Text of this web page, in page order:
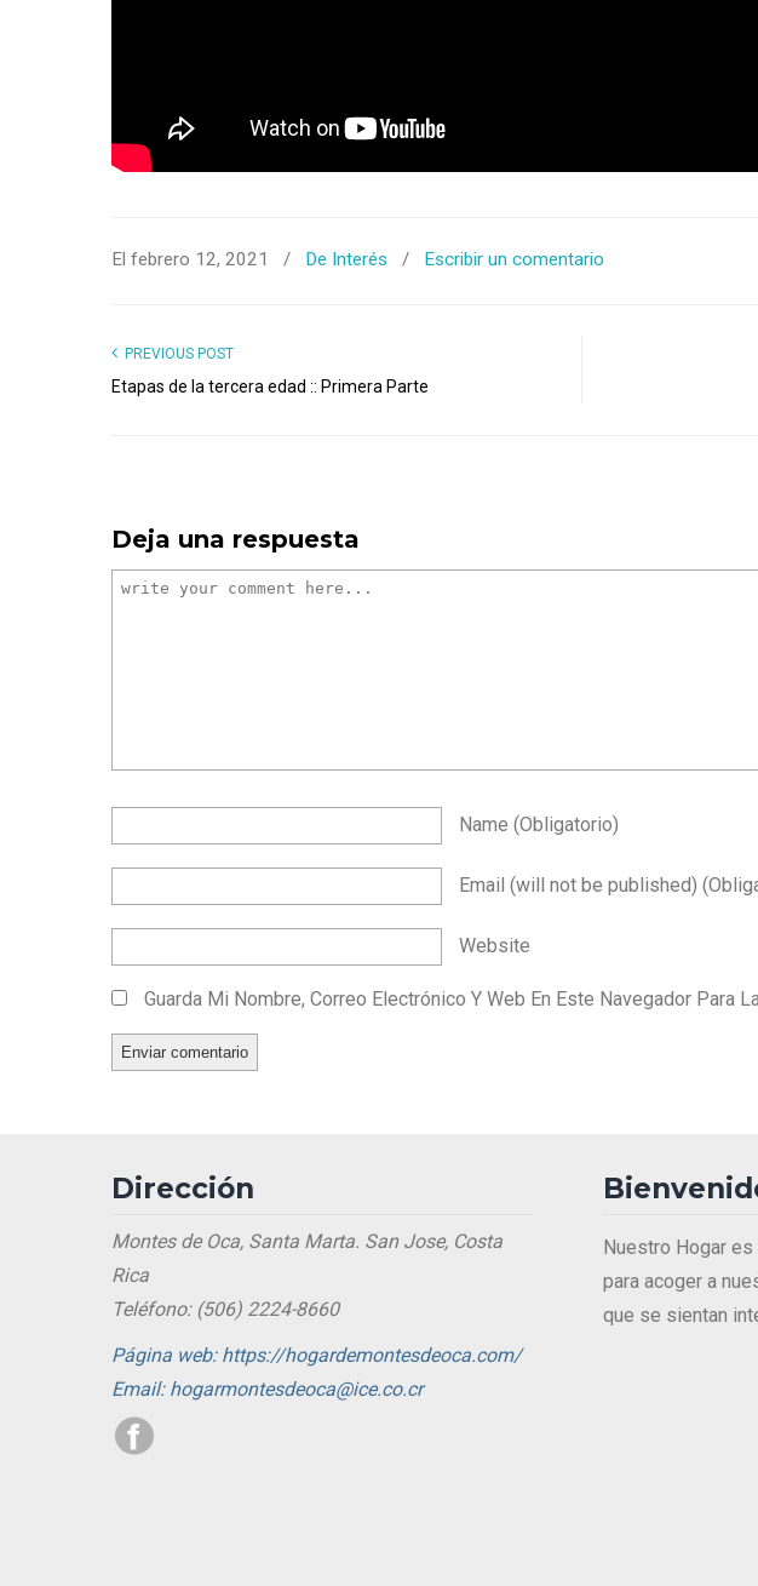
El febrero 12, 2021 / De Interés / Escribir un comentario
PREVIOUS POST
Etapas de la tercera edad :: Primera Parte
Deja una respuesta
Name (obligatorio)
Email (will not be published)
Website
Guarda Mi Nombre, Correo Electrónico Y Web En Este Navegador Para
Dirección
Montes de Oca, Santa Marta. San Jose, Costa
Rica
Teléfono: (506) 2224-8660
Página web: https://hogardemontesdeoca.com/
Email: hogarmontesdeoca@ice.co.cr
Nuestro Hogar
para acoger a
que se sientan